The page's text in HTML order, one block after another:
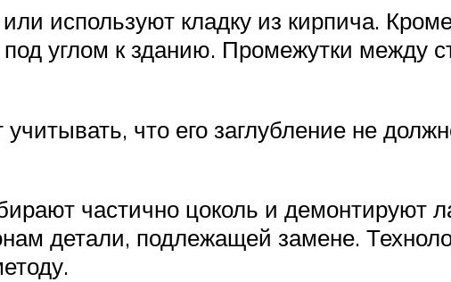
используют кладку из кирпича.
углом к зданию. Промежутки между
что его заглубление не
частично цоколь и демонтируют
детали, подлежащей замене.